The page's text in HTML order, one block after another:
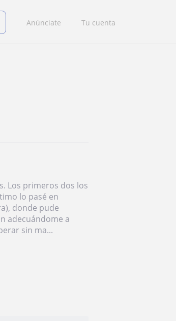
Anúnciate Tu cuenta
Los primeros dos los
lo pasé en
donde pude
adecuándome a
sin ma...